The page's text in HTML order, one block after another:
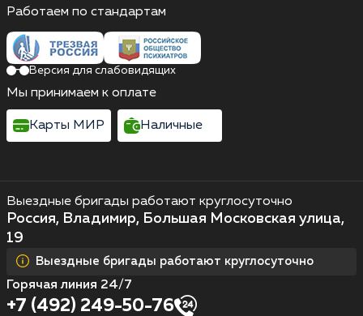
Выездные бригады работают круглосуточно
Россия, Владимир, Большая Московская улица,
19
Выездные бригады работают круглосуточно
Горячая линия 24/7
+7 (492) 249-50-76
Работаем по стандартам
Версия для слабовидящих
Мы принимаем к оплате
Карты МИР Наличные